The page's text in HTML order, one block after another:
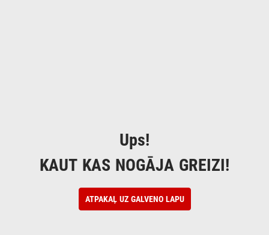
Ups!
KAUT KAS NOGĀJA GREIZI!
ATPAKAĻ UZ GALVENO LAPU